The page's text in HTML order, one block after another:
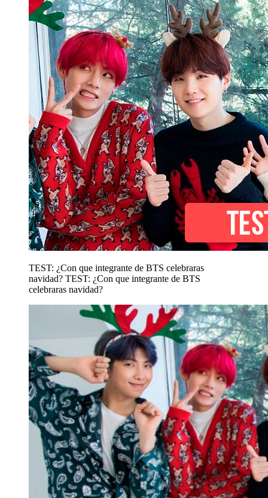
TEST: ¿Con que integrante de BTS celebraras
navidad? TEST: ¿Con que integrante de BTS
celebraras navidad?